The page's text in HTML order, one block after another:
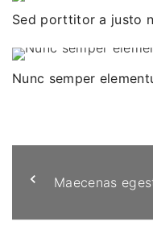
Sed porttitor a justo
Nunc semper
Maecenas